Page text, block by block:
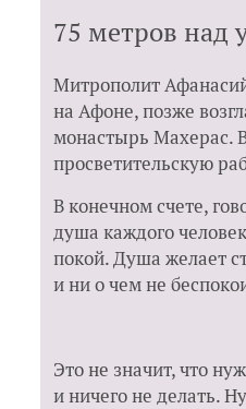
Слово с благодатью,
Почему это случилось
Вера — дело сердца —
«Немощное мира избрал
АРХИМАНДРИТ
АРХИМАНДРИТ
Общение двух миров —
75 метров над
Митрополит
на Афоне, позже
монастырь Махерас.
просветительскую
В конечном счете,
душа каждого
покой. Душа желает
и ни о чем не
Это не значит, что
и ничего не делать.